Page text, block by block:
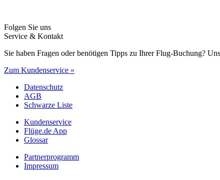
Folgen Sie uns
Service & Kontakt
Sie haben Fragen oder benötigen Tipps zu Ihrer Flug-Buchung?
Zum Kundenservice »
Datenschutz
AGB
Schwarze Liste
Kundenservice
Flüge.de App
Glossar
Partnerprogramm
Impressum